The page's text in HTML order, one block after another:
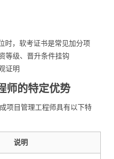
时，软考证书是常见加分项
等级、晋升条件挂钩
证明
师的特定优势
项目管理工程师具有以下特
说明